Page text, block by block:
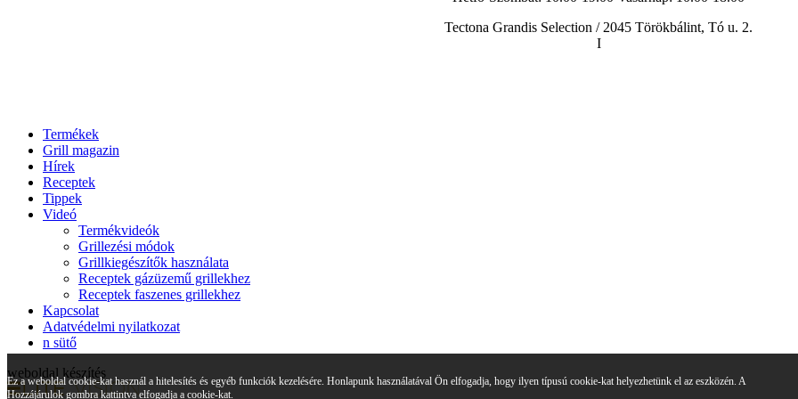
Ez a weboldal cookie-kat használ a hitelesítés és egyéb funkciók kezelésére. Honlapunk használatával Ön elfogadja, hogy ilyen típusú cookie-kat helyezhetünk el az eszközén. A
Hozzájárulok gombra kattintva elfogadja a cookie-kat.
Tectona Grandis Selection / 2045 Törökbálint, Tó u. 2.
I
Termékek
Grill magazin
Hírek
Receptek
Tippek
Videó
Termékvideók
Grillezési módok
Grillkiegészítők használata
Receptek gázüzemű grillekhez
Receptek faszenes grillekhez
Kapcsolat
Adatvédelmi nyilatkozat
n sütő
weboldal készítés